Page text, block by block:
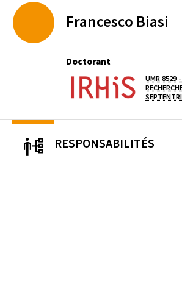
Francesco Biasi
Doctorant
UMR 8529
RESPONSABILITÉS